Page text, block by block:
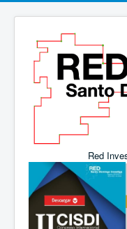
Red